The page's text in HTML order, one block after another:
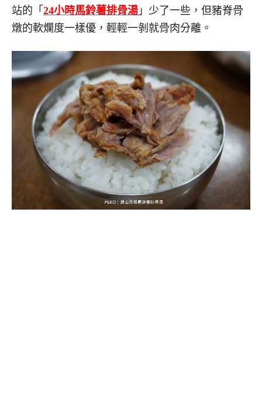
站的「 24小時馬鈴薯排骨湯 」少了一些，但豬脊骨
燉的軟爛度一樣優，輕輕一剝就骨肉分離。